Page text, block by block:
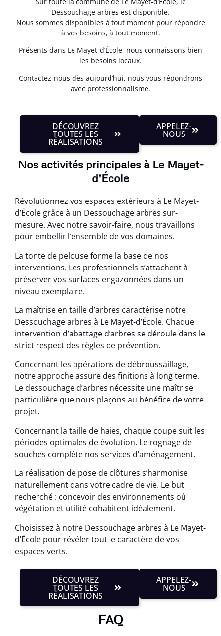
Dessouchage arbres est disponible.
Nous sommes disponibles à tout moment pour répondre
à vos besoins, à tout moment.
Présents dans Le Mayet-d’École, nous connaissons bien
les besoins locaux.
Contactez-nous dès aujourd’hui, nous vous répondrons
avec professionnalisme.
DÉCOUVREZ
TOUTES LES
RÉALISATIONS
APPELEZ-
NOUS
Nos activités principales à Le Mayet-
d’École
Révolutionnez vos espaces extérieurs à Le Mayet-
d’École grâce à un Dessouchage arbres sur-
mesure. Avec notre savoir-faire, nous travaillons
pour embellir l’ensemble de vos domaines.
La tonte de pelouse forme la base de nos
interventions. Les professionnels s’attachent à
préserver vos surfaces engazonnées dans un
niveau exemplaire.
La maîtrise en taille d’arbres caractérise notre
Dessouchage arbres à Le Mayet-d’École. Chaque
intervention d’abattage d’arbres se déroule dans le
strict respect des règles de prévention.
Concernant les opérations de débroussaillage,
notre approche assure des finitions à long terme.
Le dessouchage d’arbres nécessite une maîtrise
particulière que nous plaçons au bénéfice de votre
projet.
Concernant la taille de haies, chaque coupe suit les
périodes optimales de évolution. Le rognage de
souches complète nos services d’aménagement.
La réalisation de pose de clôtures s’harmonise
naturellement dans votre cadre de vie. Le but
recherché : concevoir des environnements où
végétation et utilité cohabitent idéalement.
Choisissez à notre Dessouchage arbres à Le Mayet-
d’École pour révéler tout le caractère de vos
espaces verts.
DÉCOUVREZ
TOUTES LES
RÉALISATIONS
APPELEZ-
NOUS
FAQ